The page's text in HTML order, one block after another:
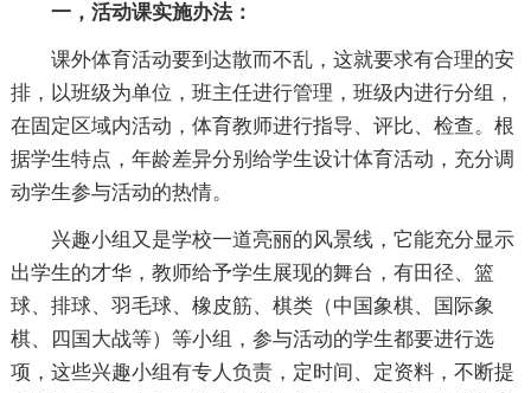
一，活动课实施办法：
课外体育活动要到达散而不乱，这就要求有合理的安
排，以班级为单位，班主任进行管理，班级内进行分组，
在固定区域内活动，体育教师进行指导、评比、检查。根
据学生特点，年龄差异分别给学生设计体育活动，充分调
动学生参与活动的热情。
兴趣小组又是学校一道亮丽的风景线，它能充分显示
出学生的才华，教师给予学生展现的舞台，有田径、篮
球、排球、羽毛球、橡皮筋、棋类（中国象棋、国际象
棋、四国大战等）等小组，参与活动的学生都要进行选
项，这些兴趣小组有专人负责，定时间、定资料，不断提